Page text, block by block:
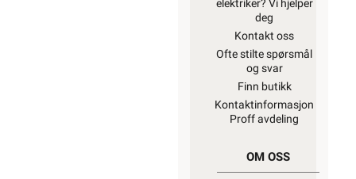
elektriker? Vi hjelper
deg
Kontakt oss
Ofte stilte spørsmål
og svar
Finn butikk
Kontaktinformasjon
Proff avdeling
OM OSS